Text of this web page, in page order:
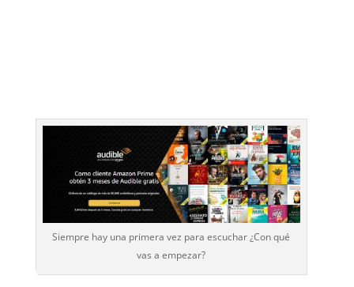
Siempre hay una primera vez para escuchar ¿Con qué
vas a empezar?